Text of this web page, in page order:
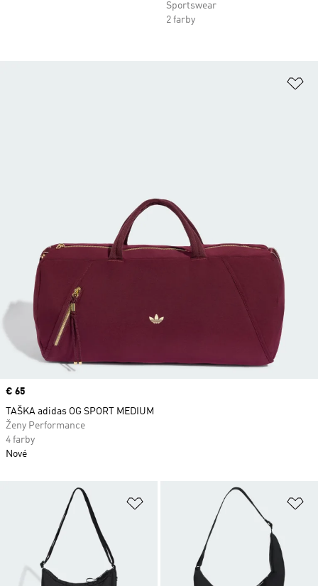
Sportswear
2 farby
Pridať do zoznamu želaných
Price
€ 65
TAŠKA adidas OG SPORT MEDIUM
Ženy Performance
4 farby
Nové